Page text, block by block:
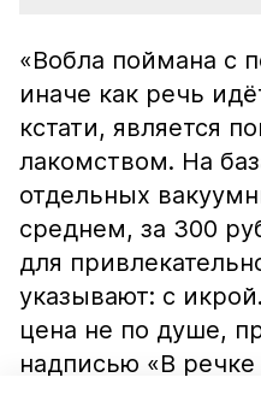
«Вобла поймана с
иначе как речь
кстати, является
лакомством. На
отдельных
среднем, за 300
для
указывают: с
цена не по душе,
надписью «В